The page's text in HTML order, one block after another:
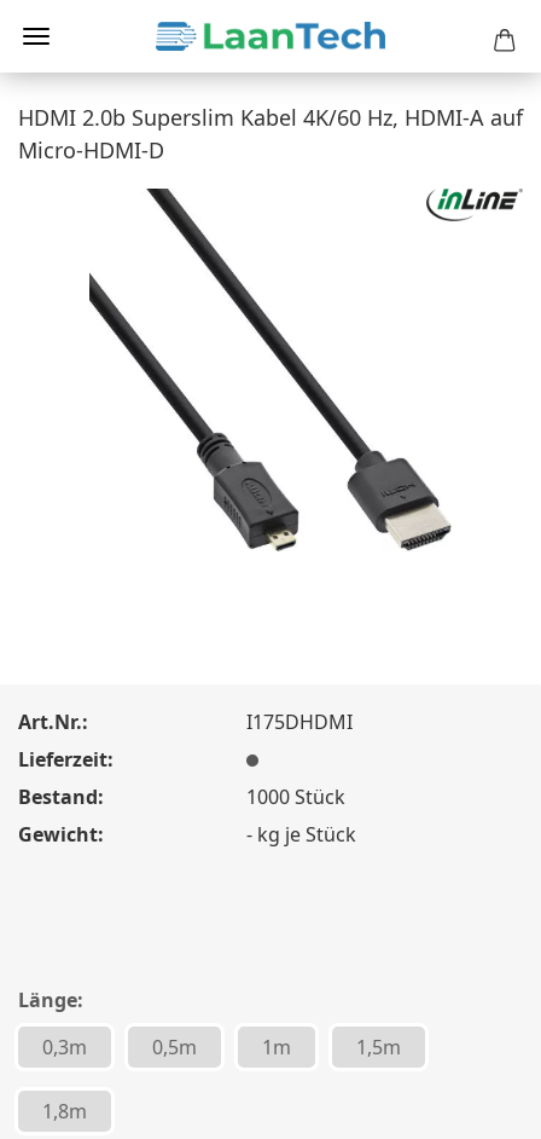
HDMI 2.0b Superslim Kabel 4K/60 Hz, HDMI-A auf
Micro-HDMI-D
Art.Nr.:
I175DHDMI
Lieferzeit:
Bestand:
1000Stück
Gewicht:
- kg je Stück
Länge:
0,3m
0,5m 1m 1,5m
1,8m